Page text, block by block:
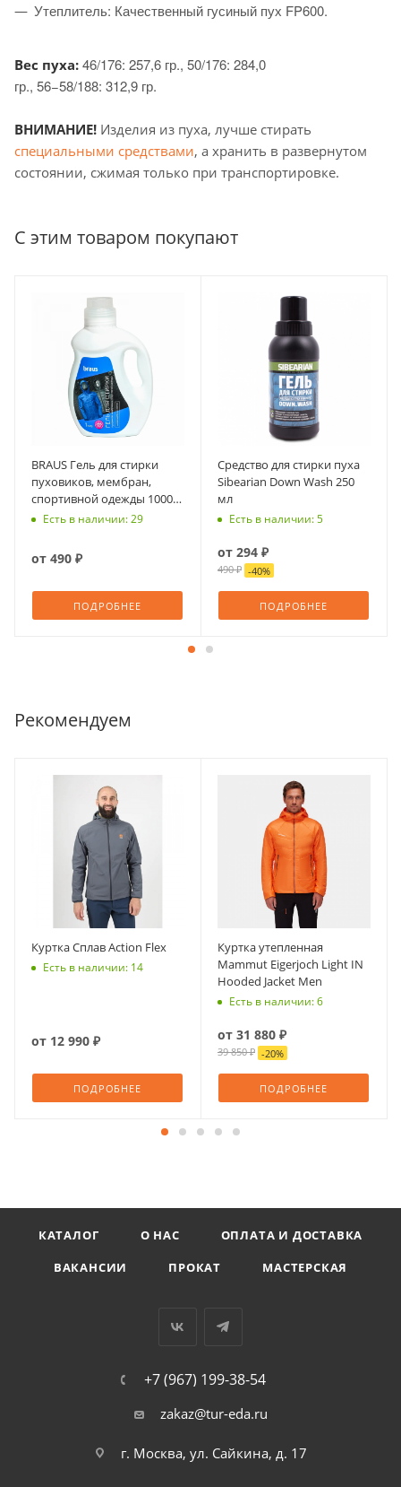
Утеплитель: Качественный гусиный пух FP600.
Вес пуха: 46/176: 257,6 гр., 50/176: 284,0
гр., 56−58/188: 312,9 гр.
ВНИМАНИЕ! Изделия из пуха, лучше стирать
специальными средствами, а хранить в развернутом
состоянии, сжимая только при транспортировке.
С этим товаром покупают
BRAUS Гель для стирки
пуховиков, мембран,
спортивной одежды 1000
млЕсть в наличии: 29
от 490 ₽
ПОДРОБНЕЕ
Средство для стирки пуха
Sibearian Down Wash 250
мл
Есть в наличии: 5
от 294 ₽
490 ₽ -40%
ПОДРОБНЕЕ
Рекомендуем
Куртка Сплав Action Flex
Есть в наличии: 14
от 12 990 ₽
ПОДРОБНЕЕ
Куртка утепленная
Mammut Eigerjoch Light IN
Hooded Jacket Men
Есть в наличии: 6
от 31 880 ₽
39 850 ₽ -20%
ПОДРОБНЕЕ
КАТАЛОГ О НАС
ОПЛАТА И ДОСТАВКА
ВАКАНСИИ
ПРОКАТ МАСТЕРСКАЯ
+7 (967) 199-38-54
zakaz@tur-eda.ru
г. Москва, ул. Сайкина, д. 17